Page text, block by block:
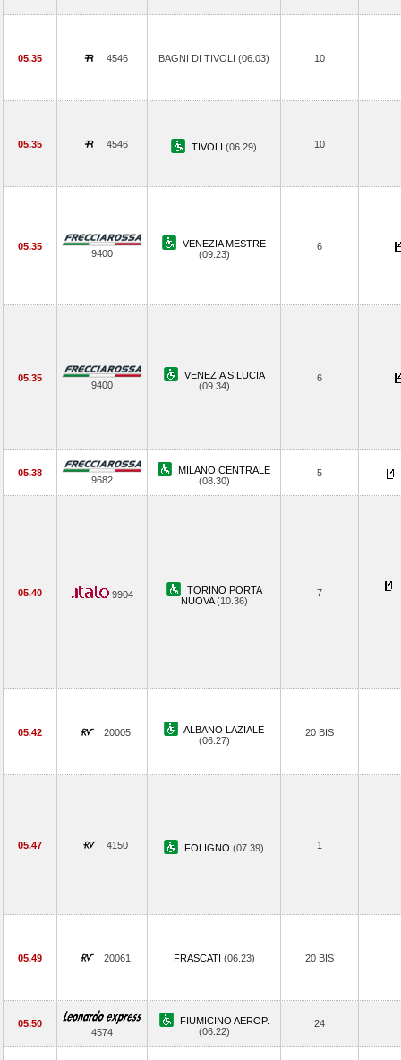
05.35 4546 BAGNI DI TIVOLI (06.03) 10
05.35 4546 TIVOLI (06.29) 10
05.35
9400
VENEZIA MESTRE
(09.23)
6
05.35
9400
VENEZIA S.LUCIA
(09.34)
6
05.38
9682
MILANO CENTRALE
(08.30)
5
05.40 9904
TORINO PORTA
NUOVA(10.36)
7
05.42 20005
ALBANO LAZIALE
(06.27)
20 BIS
05.47 4150 FOLIGNO (07.39) 1
05.49 20061 FRASCATI (06.23) 20 BIS
05.50
4574
FIUMICINO AEROP.
(06.22)
24